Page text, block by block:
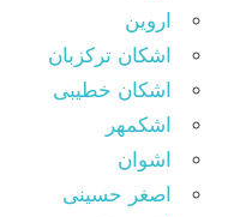
اروین
اشکان ترکزبان
اشکان خطیبی
اشکمهر
اشوان
اصغر حسینی